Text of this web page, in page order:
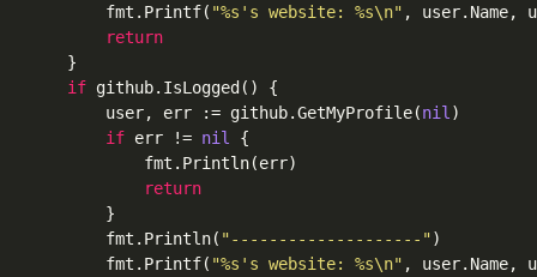
		fmt.Printf(
"%s's website: %s\n" , user.Name,
return
if github.IsLogged() {
		user, err := github.GetMyProfile(
nil )
if err != nil
{
return
		fmt.Println(
"--------------------")
		fmt.Printf(
"%s's website: %s\n" , user.Name,